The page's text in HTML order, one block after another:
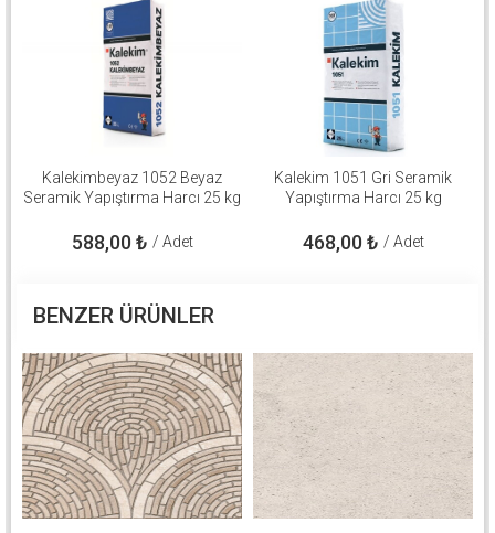
Kalekimbeyaz 1052 Beyaz
Seramik Yapıştırma Harcı 25 kg
588,00₺ / Adet
Kalekim 1051 Gri Seramik
Yapıştırma Harcı 25 kg
468,00₺ / Adet
BENZER ÜRÜNLER